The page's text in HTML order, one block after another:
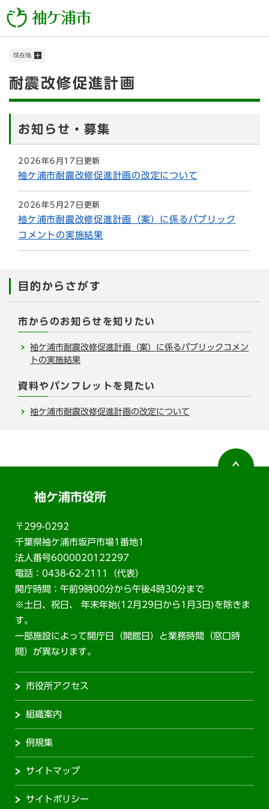
ー
メニューを飛ばして本文へ
現在地
本
耐震改修促進計画
お知らせ・募集
2026年6月17日更新
袖ケ浦市耐震改修促進計画の改定について
2026年5月27日更新
袖ケ浦市耐震改修促進計画（案）に係るパブリック
コメントの実施結果
目的からさがす
市からのお知らせを知りたい
袖ケ浦市耐震改修促進計画（案）に係るパブリックコメン
トの実施結果
資料やパンフレットを見たい
袖ケ浦市耐震改修促進計画の改定について
袖ケ浦市役所
〒299-0292
千葉県袖ケ浦市坂戸市場1番地1
法人番号6000020122297
電話：0438-62-2111（代表）
開庁時間：午前9時00分から午後4時30分まで
※土日、祝日、 年末年始(12月29日から1月3日)を除きま
す。
一部施設によって開庁日（開館日）と業務時間（窓口時
間）が異なります。
市役所アクセス
組織案内
例規集
サイトマップ
サイトポリシー